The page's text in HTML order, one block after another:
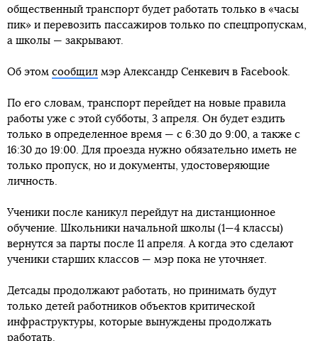
общественный транспорт будет работать только в «часы
пик» и перевозить пассажиров только по спецпропускам,
а школы — закрывают.
Об этом сообщил мэр Александр Сенкевич в Facebook.
По его словам, транспорт перейдет на новые правила
работы уже с этой субботы, 3 апреля. Он будет ездить
только в определенное время — с 6:30 до 9:00, а также с
16:30 до 19:00. Для проезда нужно обязательно иметь не
только пропуск, но и документы, удостоверяющие
личность.
Ученики после каникул перейдут на дистанционное
обучение. Школьники начальной школы (1—4 классы)
вернутся за парты после 11 апреля. А когда это сделают
ученики старших классов — мэр пока не уточняет.
Детсады продолжают работать, но принимать будут
только детей работников объектов критической
инфраструктуры, которые вынуждены продолжать
работать.